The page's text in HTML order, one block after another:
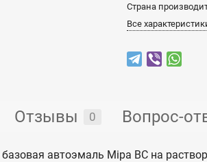
Страна
Все
Отзывы 0 Вопрос-
автоэмаль Mipa BC на